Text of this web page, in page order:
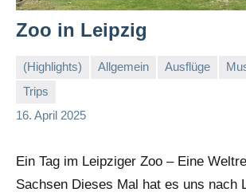
Zoo in Leipzig
(Highlights) Allgemein Ausflüge
Trips
16. April 2025
Stephi
Keine
Kommentare
Ein Tag im Leipziger Zoo – Eine
Sachsen Dieses Mal hat es uns nach